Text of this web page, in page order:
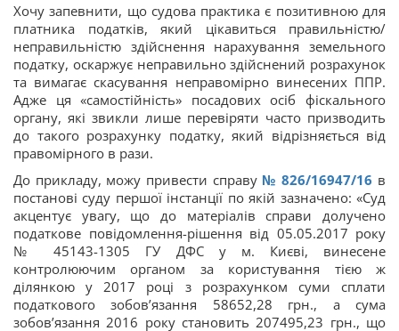
Хочу запевнити, що судова практика є позитивною для
платника податків, який цікавиться правильністю/
неправильністю здійснення нарахування земельного
податку, оскаржує неправильно здійснений розрахунок
та вимагає скасування неправомірно винесених ППР.
Адже ця «самостійність» посадових осіб фіскального
органу, які звикли лише перевіряти часто призводить
до такого розрахунку податку, який відрізняється від
правомірного в рази.
До прикладу, можу привести справу № 826/16947/16 в
постанові суду першої інстанції по якій зазначено: «Суд
акцентує увагу, що до матеріалів справи долучено
податкове повідомлення-рішення від 05.05.2017 року
№ 45143-1305 ГУ ДФС у м. Києві, винесене
контролюючим органом за користування тією ж
ділянкою у 2017 році з розрахунком суми сплати
податкового зобов’язання 58652,28 грн., а сума
зобов’язання 2016 року становить 207495,23 грн., що